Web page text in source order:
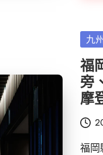
in
九
福
旁
摩
福岡